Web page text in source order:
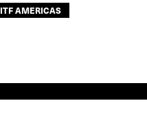
ITF AMERICAS